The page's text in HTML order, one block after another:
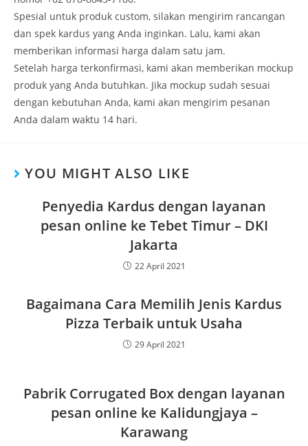
Spesial untuk produk custom, silakan mengirim rancangan
dan spek kardus yang Anda inginkan. Lalu, kami akan
memberikan informasi harga dalam satu jam.
Setelah harga terkonfirmasi, kami akan memberikan mockup
produk yang Anda butuhkan. Jika mockup sudah sesuai
dengan kebutuhan Anda, kami akan mengirim pesanan
Anda dalam waktu 14 hari.
YOU MIGHT ALSO LIKE
Penyedia Kardus dengan layanan
pesan online ke Tebet Timur – DKI
Jakarta
22 April 2021
Bagaimana Cara Memilih Jenis Kardus
Pizza Terbaik untuk Usaha
29 April 2021
Pabrik Corrugated Box dengan layanan
pesan online ke Kalidungjaya –
Karawang